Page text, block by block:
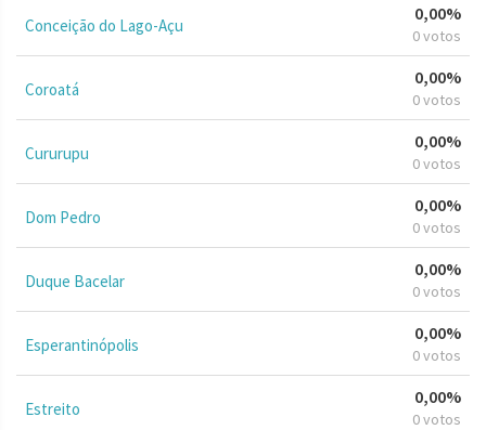
Conceição do Lago-Açu
0,00%
0 votos
Coroatá
0,00%
0 votos
Cururupu
0,00%
0 votos
Dom Pedro
0,00%
0 votos
Duque Bacelar
0,00%
0 votos
Esperantinópolis
0,00%
0 votos
Estreito
0,00%
0 votos